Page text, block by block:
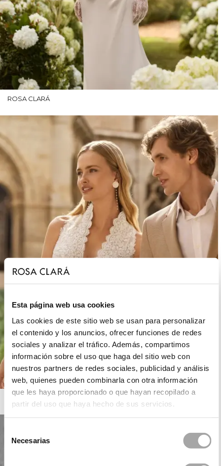
Esta página web usa cookies
Las cookies de este sitio web se usan para personalizar
el contenido y los anuncios, ofrecer funciones de redes
sociales y analizar el tráfico. Además, compartimos
información sobre el uso que haga del sitio web con
nuestros partners de redes sociales, publicidad y análisis
web, quienes pueden combinarla con otra información
que les haya proporcionado o que hayan recopilado a
partir del uso que haya hecho de sus servicios.
Necesarias
ROSA CLARÁ
ROSA CLARÁ BOHEME